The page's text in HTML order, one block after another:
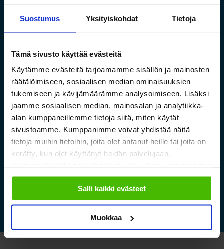
Suostumus Yksityiskohdat Tietoja
Tämä sivusto käyttää evästeitä
Käytämme evästeitä tarjoamamme sisällön ja mainosten
räätälöimiseen, sosiaalisen median ominaisuuksien
tukemiseen ja kävijämäärämme analysoimiseen. Lisäksi
jaamme sosiaalisen median, mainosalan ja analytiikka-
alan kumppaneillemme tietoja siitä, miten käytät
sivustoamme. Kumppanimme voivat yhdistää näitä
tietoja muihin tietoihin, joita olet antanut heille tai joita on
kerätty, kun olet käyttänyt heidän palvelujaan.
sallimiisi evästeisiin.
Salli kaikki evästeet
Muokkaa
Saamelaismuseon ja
luontokeskuksen esineistölle
sopivat ilmastoidut ja
kestävät säilytysratkaisut